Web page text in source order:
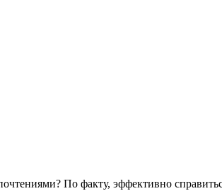
По факту, эффективно